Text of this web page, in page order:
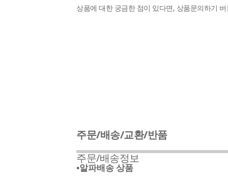
상품에 대한 궁금한 점이 있다면, 상품문의하기
주문/배송/교환/반품
주문/배송정보
•알파배송 상품